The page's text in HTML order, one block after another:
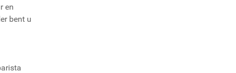
en
bent u